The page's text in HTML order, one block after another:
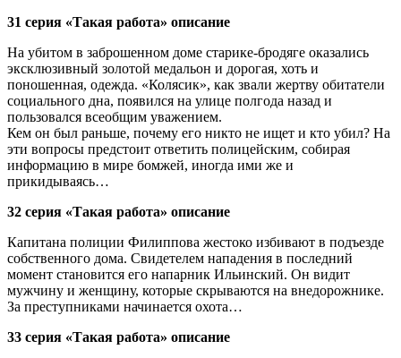
31 серия «Такая работа» описание
На убитом в заброшенном доме старике-бродяге оказались
эксклюзивный золотой медальон и дорогая, хоть и
поношенная, одежда. «Колясик», как звали жертву обитатели
социального дна, появился на улице полгода назад и
пользовался всеобщим уважением.
Кем он был раньше, почему его никто не ищет и кто убил? На
эти вопросы предстоит ответить полицейским, собирая
информацию в мире бомжей, иногда ими же и
прикидываясь…
32 серия «Такая работа» описание
Капитана полиции Филиппова жестоко избивают в подъезде
собственного дома. Свидетелем нападения в последний
момент становится его напарник Ильинский. Он видит
мужчину и женщину, которые скрываются на внедорожнике.
За преступниками начинается охота…
33 серия «Такая работа» описание